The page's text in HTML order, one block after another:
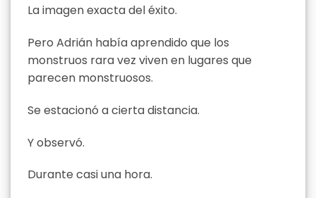
La imagen exacta del éxito.
Pero Adrián había aprendido que los
monstruos rara vez viven en lugares que
parecen monstruosos.
Se estacionó a cierta distancia.
Y observó.
Durante casi una hora.